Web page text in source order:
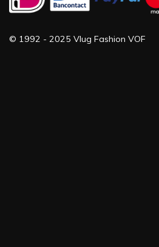
© 1992 - 2025 Vlug Fashion VOF